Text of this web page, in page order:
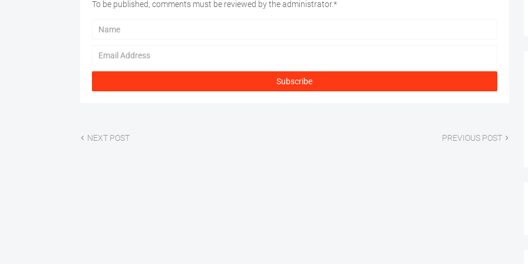
To be published, comments must be reviewed by the administrator.*
NEXT POST PREVIOUS POST